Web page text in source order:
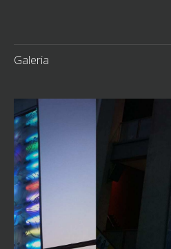
Galeria